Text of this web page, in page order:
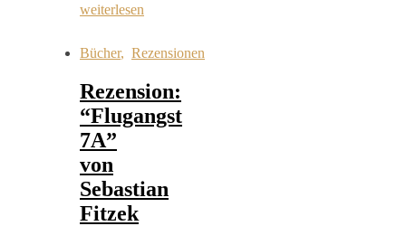
weiterlesen
Bücher, Rezensionen
Rezension:
“Flugangst
7A”
von
Sebastian
Fitzek